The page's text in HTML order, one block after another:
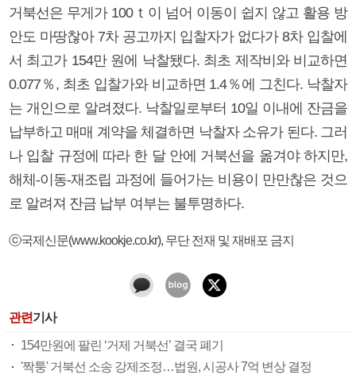
거북선은 무게가 100ｔ이 넘어 이동이 쉽지 않고 활용 방
안도 마땅찮아 7차 공고까지 입찰자가 없다가 8차 입찰에
서 최고가 154만 원에 낙찰됐다. 최초 제작비와 비교하면
0.077％, 최초 입찰가와 비교하면 1.4％에 그친다. 낙찰자
는 개인으로 알려졌다. 낙찰일로부터 10일 이내에 잔금을
납부하고 매매 계약을 체결하면 낙찰자 소유가 된다. 그러
나 입찰 규정에 따라 한 달 안에 거북선을 옮겨야 하지만,
해체-이동-재조립 과정에 들어가는 비용이 만만찮은 것으
로 알려져 잔금 납부 여부는 불투명하다.
ⓒ국제신문(www.kookje.co.kr), 무단 전재 및 재배포 금지
관련기사
154만원에 팔린 ‘거제 거북선’ 결국 폐기
'짝퉁' 거북선 소송 강제조정…법원, 시공사 7억 변상 결정